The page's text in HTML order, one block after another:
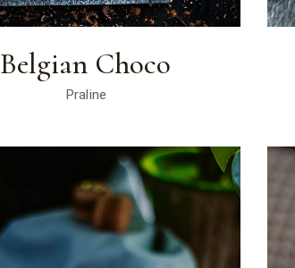
Belgian Choco
Praline